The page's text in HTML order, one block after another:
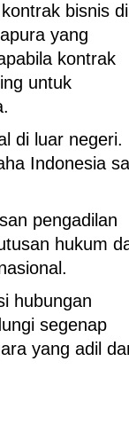
bisnis di
yang
kontrak
untuk
di luar negeri.
Indonesia
pengadilan
hukum
hubungan
segenap
yang adil